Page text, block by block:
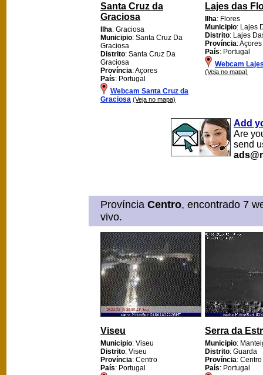
Santa Cruz da
Graciosa
Ilha: Graciosa
Municipio: Santa Cruz Da
Graciosa
Distrito: Santa Cruz Da
Graciosa
Província: Açores
País: Portugal
Webcam Santa Cruz da
Graciosa (Veja no mapa)
Lajes das
Ilha: Flores
Municipio: Lajes
Distrito: Lajes
Província: Açores
País: Portugal
Webcam
(Veja no mapa)
Add
Are
send
Província Centro, encontrado 7
vivo.
Viseu
Municipio: Viseu
Distrito: Viseu
Província: Centro
País: Portugal
Serra da
Municipio:
Distrito: Guarda
Província: Centro
País: Portugal